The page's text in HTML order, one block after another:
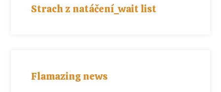
Strach z natáčení_wait list
Flamazing news